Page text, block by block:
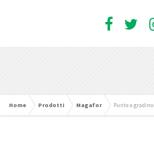
Home Prodotti Magafor Punte a gradino